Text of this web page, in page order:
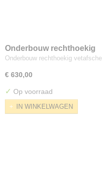
Onderbouw rechthoekig
Onderbouw rechthoekig
€ 630,00
✓ Op voorraad
IN WINKELWAGEN